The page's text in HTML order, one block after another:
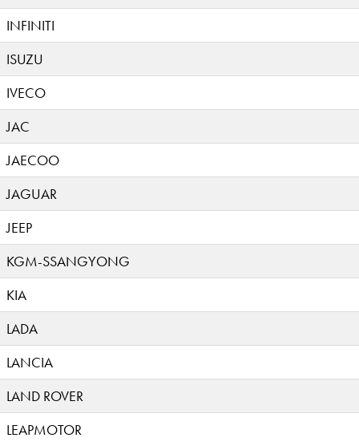
INFINITI
ISUZU
IVECO
JAC
JAECOO
JAGUAR
JEEP
KGM-SSANGYONG
KIA
LADA
LANCIA
LAND ROVER
LEAPMOTOR